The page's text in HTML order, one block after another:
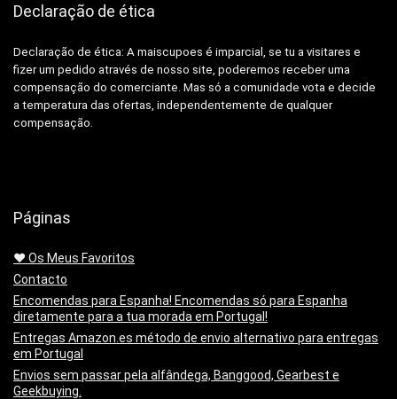
Declaração de ética
Declaração de ética: A maiscupoes é imparcial, se tu a visitares e
fizer um pedido através de nosso site, poderemos receber uma
compensação do comerciante. Mas só a comunidade vota e decide
a temperatura das ofertas, independentemente de qualquer
compensação.
Páginas
❤️ Os Meus Favoritos
Contacto
Encomendas para Espanha! Encomendas só para Espanha
diretamente para a tua morada em Portugal!
Entregas Amazon.es método de envio alternativo para entregas
em Portugal
Envios sem passar pela alfândega, Banggood, Gearbest e
Geekbuying.